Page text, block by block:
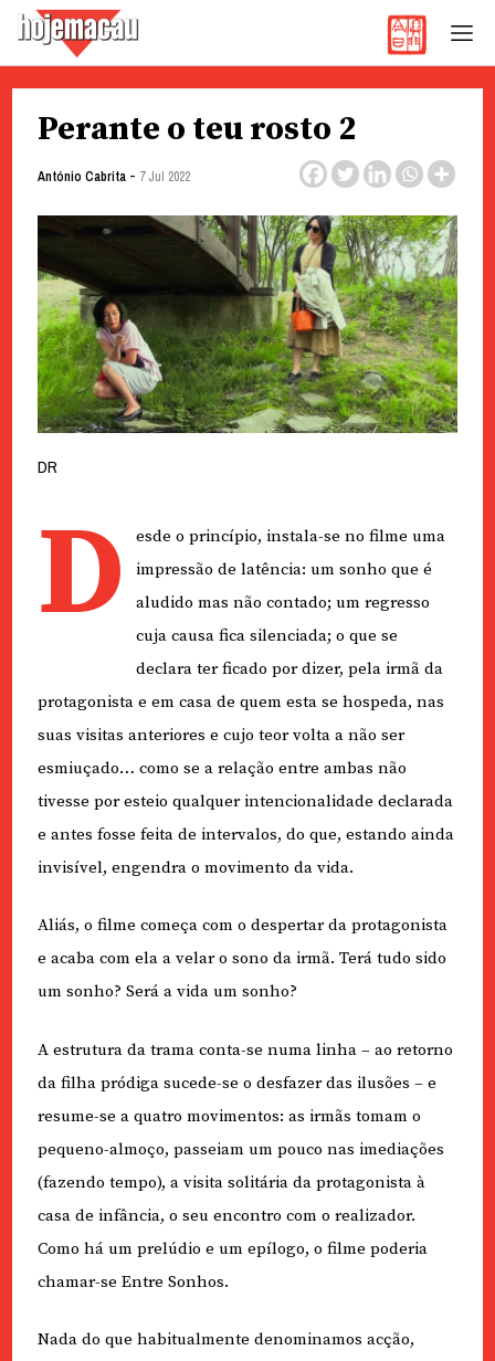
Perante o teu rosto 2
António Cabrita- 7 Jul 2022
DR
D
esde o princípio, instala-se no filme uma
impressão de latência: um sonho que é
aludido mas não contado; um regresso
cuja causa fica silenciada; o que se
declara ter ficado por dizer, pela irmã da
protagonista e em casa de quem esta se hospeda, nas
suas visitas anteriores e cujo teor volta a não ser
esmiuçado… como se a relação entre ambas não
tivesse por esteio qualquer intencionalidade declarada
e antes fosse feita de intervalos, do que, estando ainda
invisível, engendra o movimento da vida.
Aliás, o filme começa com o despertar da protagonista
e acaba com ela a velar o sono da irmã. Terá tudo sido
um sonho? Será a vida um sonho?
A estrutura da trama conta-se numa linha – ao retorno
da filha pródiga sucede-se o desfazer das ilusões – e
resume-se a quatro movimentos: as irmãs tomam o
pequeno-almoço, passeiam um pouco nas imediações
(fazendo tempo), a visita solitária da protagonista à
casa de infância, o seu encontro com o realizador.
Como há um prelúdio e um epílogo, o filme poderia
chamar-se Entre Sonhos.
Nada do que habitualmente denominamos acção,